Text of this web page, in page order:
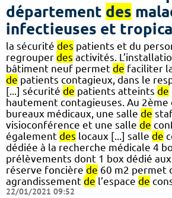
département des
infectieuses et
la sécurité des patients et du
regrouper des activités.
bâtiment neuf permet de faciliter
de patients contagieux, dans le
[...] sécurité de patients atteints de
hautement contagieuses. Au 2ème
bureaux médicaux, une salle de
visioconférence et une salle de
également des locaux [...] salle de
dédiée à la recherche médicale 4
prélèvements dont 1 box dédié
réserve foncière de 60 m2 permet
agrandissement de l’espace de
22/01/2021 09:52